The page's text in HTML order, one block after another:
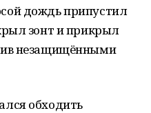
дождь припустил
зонт и прикрыл
незащищёнными
обходить